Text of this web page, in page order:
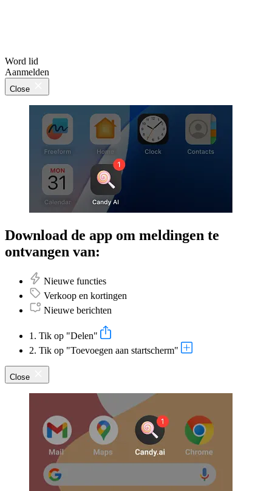
Word lid
Aanmelden
Close
Download de app om meldingen te
ontvangen van:
Nieuwe functies
Verkoop en kortingen
Nieuwe berichten
1. Tik op "Delen"
2. Tik op "Toevoegen aan startscherm"
Close